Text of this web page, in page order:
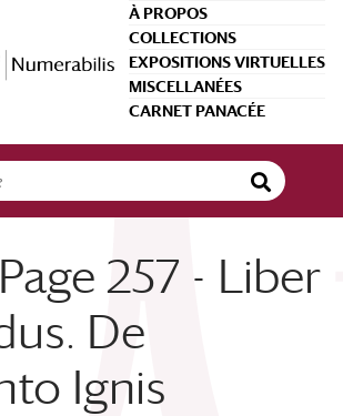
À PROPOS
COLLECTIONS
EXPOSITIONS VIRTUELLES
MISCELLANÉES
CARNET PANACÉE
257 - Liber
De
Ignis